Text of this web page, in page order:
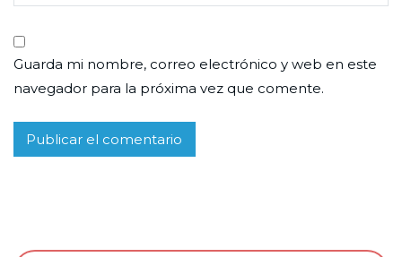
Guarda mi nombre, correo electrónico y web en este
navegador para la próxima vez que comente.